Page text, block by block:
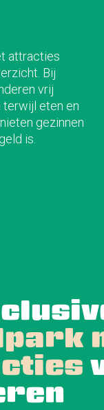
attracties
Bij
vrij
terwijl eten en
gezinnen
is.